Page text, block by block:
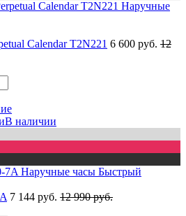
Calendar T2N221 6 600 руб. 12
В наличии
Быстрый
7 144 руб. 12 990 руб.